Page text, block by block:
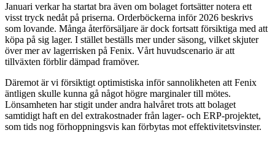
Januari verkar ha startat bra även om bolaget fortsätter notera ett
visst tryck nedåt på priserna. Orderböckerna inför 2026 beskrivs
som lovande. Många återförsäljare är dock fortsatt försiktiga med att
köpa på sig lager. I stället beställs mer under säsong, vilket skjuter
över mer av lagerrisken på Fenix. Vårt huvudscenario är att
tillväxten förblir dämpad framöver.
Däremot är vi försiktigt optimistiska inför sannolikheten att Fenix
äntligen skulle kunna gå något högre marginaler till mötes.
Lönsamheten har stigit under andra halvåret trots att bolaget
samtidigt haft en del extrakostnader från lager- och ERP-projektet,
som tids nog förhoppningsvis kan förbytas mot effektivitetsvinster.